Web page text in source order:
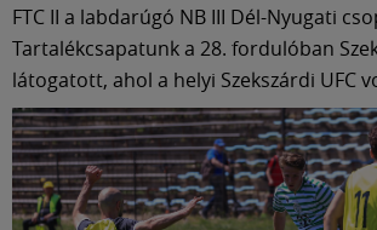
FTC II a labdarúgó NB III Dél-Nyugati
Tartalékcsapatunk a 28. fordulóban
látogatott, ahol a helyi Szekszárdi UFC
Shop
Közösség
Múzeum